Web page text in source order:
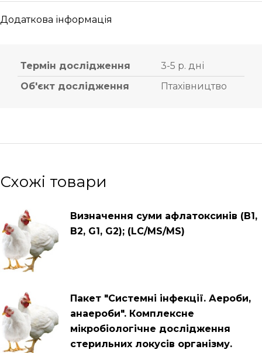
Додаткова інформація
Термін дослідження
3-5 р. дні
Об'єкт дослідження
Птахівництво
Схожі товари
Визначення суми афлатоксинів (B1,
B2, G1, G2); (LC/MS/MS)
Пакет "Системні інфекції. Аероби,
анаероби". Комплексне
мікробіологічне дослідження
стерильних локусів організму.